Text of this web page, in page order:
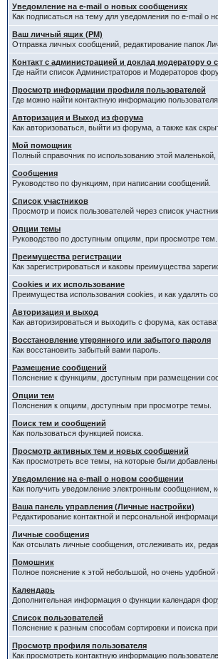
Уведомление на e-mail о новых сообщениях
Как подписаться на тему для уведомления по e-mail о
Ваш личный ящик (PM)
Отправка личных сообщений, редактирование папок
Контакт с администрацией и доклад модератору о
Где найти список Администраторов и Модераторов
Просмотр информации профиля пользователей
Где можно найти контактную информацию пользователя.
Авторизация и Выход из форума
Как авторизоваться, выйти из форума, а также как
Мой помощник
Полный справочник по использованию этой маленькой,
Сообщения
Руководство по функциям, при написании сообщений.
Список участников
Просмотр и поиск пользователей через список
Опции темы
Руководство по доступным опциям, при просмотре тем.
Преимущества регистрации
Как зарегистрироваться и каковы преимущества
Cookies и их использование
Преимущества использования cookies, и как удалять
Авторизация и выход
Как авторизироваться и выходить с форума, как
Восстановление утерянного или забытого пароля
Как восстановить забытый вами пароль.
Размещение сообщений
Пояснение к функциям, доступным при размещении
Опции тем
Пояснения к опциям, доступным при просмотре темы.
Поиск тем и сообщений
Как пользоваться функцией поиска.
Просмотр активных тем и новых сообщений
Как просмотреть все темы, на которые были
Уведомление на е-mail о новом сообщении
Как получить уведомление электронным сообщением,
Ваша панель управления (Личные настройки)
Редактирование контактной и персональной
Личные сообщения
Как отсылать личные сообщения, отслеживать их,
Помошник
Полное пояснение к этой небольшой, но очень удобной
Календарь
Дополнительная информация о функции календаря
Список пользователей
Пояснение к разным способам сортировки и поиска
Просмотр профиля пользователя
Как просмотреть контактную информацию